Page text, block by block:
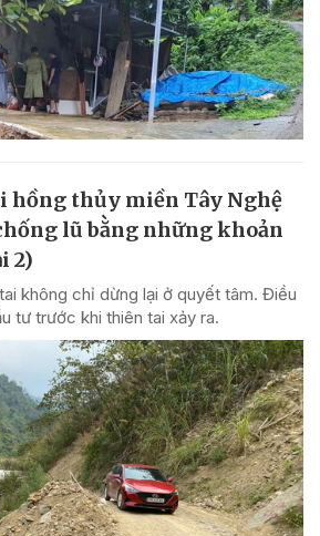
hồng thủy miền Tây Nghệ
lũ bằng những khoản
2)
không chỉ dừng lại ở quyết tâm. Điều
tư trước khi thiên tai xảy ra.